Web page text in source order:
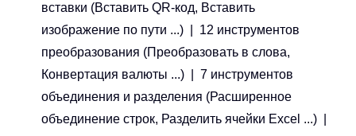
вставки (Вставить QR-код, Вставить
изображение по пути ...) | 12 инструментов
преобразования (Преобразовать в слова,
Конвертация валюты ...) | 7 инструментов
объединения и разделения (Расширенное
объединение строк, Разделить ячейки Excel ...) |